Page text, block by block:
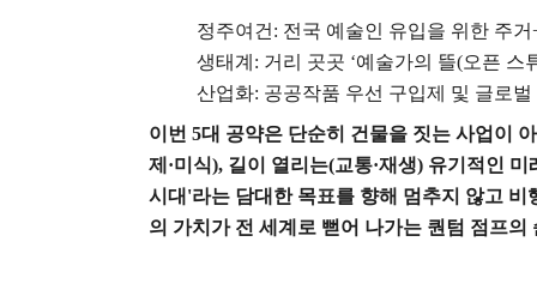
정주여건 : 전국 예술인 유입을 위한 주거
생태계 : 거리 곳곳 ‘예술가의 뜰(오픈 스
산업화: 공공작품 우선 구입제 및 글로벌
이번 5대 공약은 단순히 건물을 짓는 사업이
제 ·미식), 길이 열리는(교통·재생) 유기적인 미
시대 '라는 담대한 목표를 향해 멈추지 않고 비
의 가치가 전 세계로 뻗어 나가는 퀀텀 점프